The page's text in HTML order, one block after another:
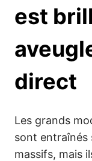
est
direct
Les grands
sont entraînés
massifs, mais